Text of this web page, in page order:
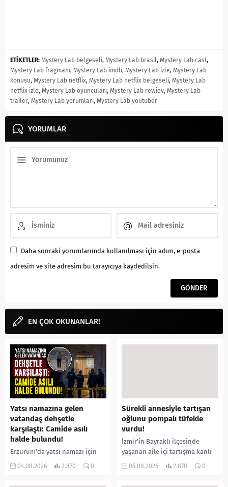
ETİKETLER: Mystery Lab belgeseli, Mystery Lab brasil, Mystery Lab cast,
Mystery Lab fragmanı, Mystery Lab imdb, Mystery Lab izle, Mystery Lab
konusu, Mystery Lab netflix, Mystery Lab netflix belgeseli, Mystery Lab
netflix izle, Mystery Lab oyuncuları, Mystery Lab rewiev, Mystery Lab
trailer, Mystery Lab yorumları, Mystery Lab youtuber
YORUMLAR
Daha sonraki yorumlarımda kullanılması için adım, e-posta
adresim ve site adresim bu tarayıcıya kaydedilsin.
EN ÇOK OKUNANLAR!
Yatsı namazına gelen
vatandaş dehşetle
karşılaştı: Camide asılı
halde bulundu!
Erzurum’da yatsı namazı için
camiye gelen bir vatandaş,
04.08.2026 2.870 0
Sürekli annesiyle tartışan
oğlunu pompalı tüfekle
vurdu!
İzmir’in Bayraklı ilçesinde
yaşanan aile içi tartışma kanlı
bitti. İddiaya göre, uzun süredir
05.08.2026 2.870 0